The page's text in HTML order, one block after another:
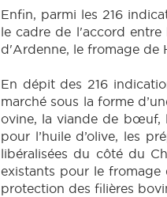
Enfin, parmi les 216
le cadre de l'accord
d'Ardenne, le fromage de
En dépit des 216
marché sous la forme
ovine, la viande de bœuf,
pour l’huile d’olive, les
libéralisées du côté du
existants pour le fromage
protection des filières